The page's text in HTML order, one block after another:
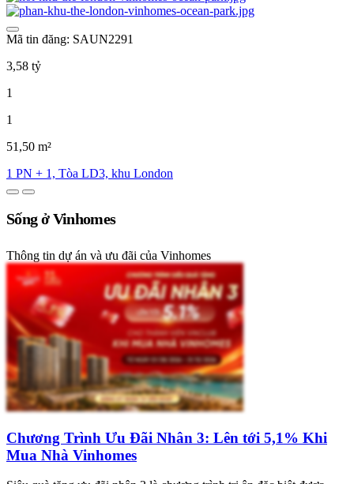
Mã tin đăng: SAUN2291
3,58 tỷ
1
1
51,50 m²
1 PN + 1, Tòa LD3, khu London
Sống ở Vinhomes
Thông tin dự án và ưu đãi của Vinhomes
Chương Trình Ưu Đãi Nhân 3: Lên tới 5,1% Khi
Mua Nhà Vinhomes